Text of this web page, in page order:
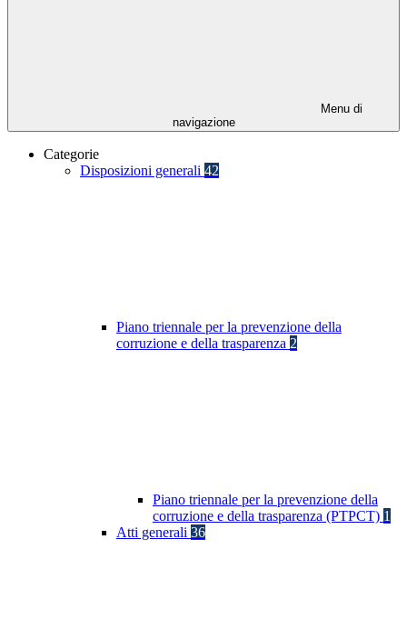
Menu di
navigazione
Categorie
Disposizioni generali 42
Piano triennale per la prevenzione della
corruzione e della trasparenza 2
Piano triennale per la prevenzione della
corruzione e della trasparenza (PTPCT) 1
Atti generali 36